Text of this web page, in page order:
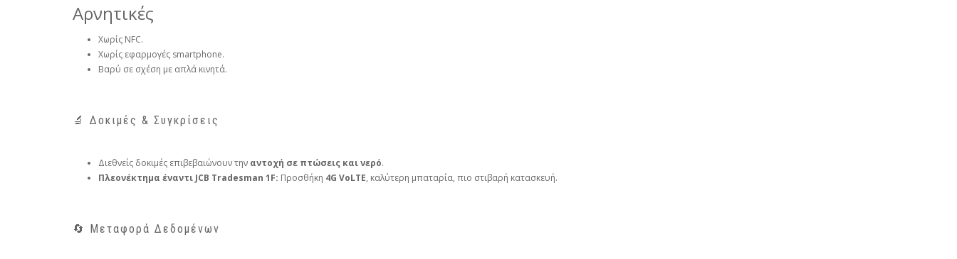
Αρνητικές
Χωρίς NFC.
Χωρίς εφαρμογές smartphone.
Βαρύ σε σχέση με απλά κινητά.
🔬 Δοκιμές & Συγκρίσεις
Διεθνείς δοκιμές επιβεβαιώνουν την αντοχή σε πτώσεις και νερό.
Πλεονέκτημα έναντι JCB Tradesman 1F: Προσθήκη 4G VoLTE, καλύτερη μπαταρία, πιο στιβαρή κατασκευή.
🔄 Μεταφορά Δεδομένων